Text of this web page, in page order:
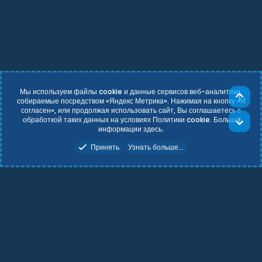
Для корректной работы необходимо установить
Russian (RU)
Условия и правила
Политика конфиденциальности
Справка Главная
R
Мы используем файлы cookie и данные сервисов веб-аналитики,
собираемые посредством «Яндекс Метрика». Нажимая на кнопку «Я
согласен», или продолжая использовать сайт, Вы соглашаетесь с
обработкой таких данных на условиях Политики cookie. Больше
информации здесь.
Принять
Узнать больше...